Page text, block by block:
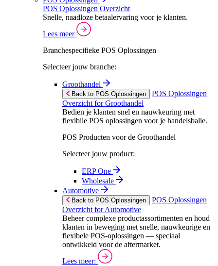
POS Oplossingen Overzicht
Snelle, naadloze betaalervaring voor je klanten.
Lees meer
Branchespecifieke POS Oplossingen
Selecteer jouw branche:
Groothandel
Back to POS Oplossingen
POS Oplossingen
Overzicht for Groothandel
Bedien je klanten snel en nauwkeuring met
flexibile POS oplossingen voor je handelsbalie.
POS Producten voor de Groothandel
Selecteer jouw product:
ERP One
Wholesale
Automotive
Back to POS Oplossingen
POS Oplossingen
Overzicht for Automotive
Beheer complexe productassortimenten en houd
klanten in beweging met snelle, nauwkeurige en
flexibele POS-oplossingen — speciaal
ontwikkeld voor de aftermarket.
Lees meer: